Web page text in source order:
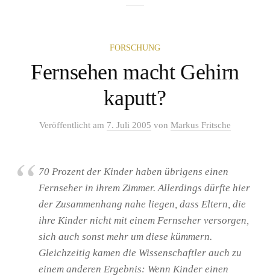
FORSCHUNG
Fernsehen macht Gehirn
kaputt?
Veröffentlicht am 7. Juli 2005 von Markus Fritsche
70 Prozent der Kinder haben übrigens einen
Fernseher in ihrem Zimmer. Allerdings dürfte hier
der Zusammenhang nahe liegen, dass Eltern, die
ihre Kinder nicht mit einem Fernseher versorgen,
sich auch sonst mehr um diese kümmern.
Gleichzeitig kamen die Wissenschaftler auch zu
einem anderen Ergebnis: Wenn Kinder einen